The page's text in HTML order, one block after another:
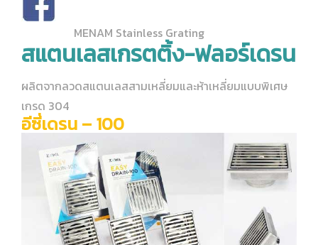
คำประกาศเกี่ยวกับความเป็นส่วนตัวในการใช้กล้องวงจรปิด
ระเบียบปฏิบัติเกี่ยวกับการปฏิบัติงานเกี่ยวกับข้อมูลส่วนบุคคล
นโยบายคุกกี้
จริยธรรมและจรรยาบรรณทางธุรกิจ
ความปลอดภัย อาชีวอนามัย และสิ่งแวดล้อม
ประกาศเจตนารมณ์และนโยบายด้านสิ่งแวดล้อมเพื่อการเติบโต
อย่างยั่งยืน
Technical Data
Chemical Composition
Hardness Conversion Table
General info
Technical Data
Chemical Composition
Hardness Conversion Table
ลวดสแตนเลสโปรไฟล์ และลวดรูปร่างพิเศษ
General info
Technical Data
Chemical Composition
ลวดเชื่อมสแตนเลส มิก ทิก
General info
Technical Data
Chemical Composition
เหล็กอัลลอย /เหล็กคาร์บอน
General info
Technical Data
Chemical Composition
Hardness Conversion Table
ลวดเชื่อมท่อไอเสียยานยนต์
General info
Technical Data
Chemical Composition
MENAM Stainless Grating
สแตนเลสเกรตติ้ง-ฟลอร์เดรน
ผลิตจากลวดสแตนเลสสามเหลี่ยมและห้าเหลี่ยมแบบพิเศษ
เกรด 304
อีซี่เดรน – 100